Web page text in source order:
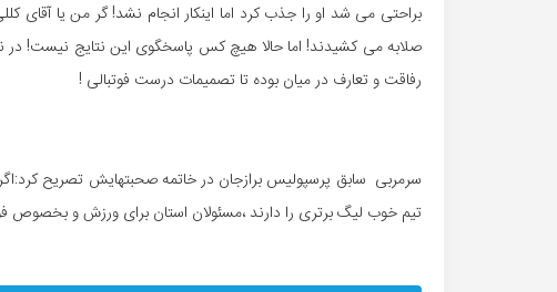
براحتی می شد او را جذب کرد اما اینکار انجام نشد! گر من یا آقای
صلابه می کشیدند! اما حالا هیچ کس پاسخگوی این نتایج نیست! در
رفاقت و تعارف در میان بوده تا تصمیمات درست فوتبالی !
سرمربی سابق پرسپولیس برازجان در خاتمه صحبتهایش تصریح
تیم خوب لیگ برتری را دارند ،مسئولان استان برای ورزش و بخصوص